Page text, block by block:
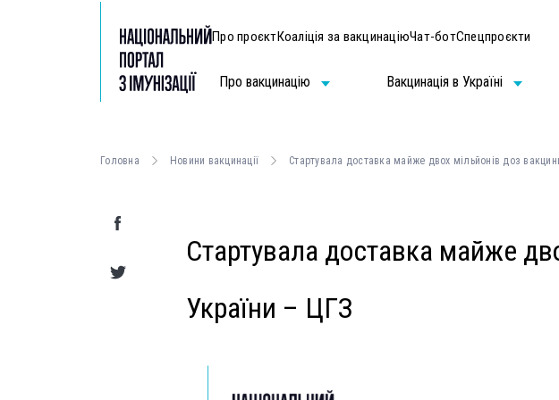
Про проєктКоаліція за вакцинаціюЧат-ботСпецпроєкти
Про вакцинацію Вакцинація в Україні
Головна Новини вакцинації Стартувала доставка майже двох мільйонів доз
Стартувала доставка майже
України – ЦГЗ